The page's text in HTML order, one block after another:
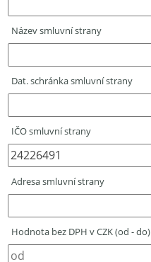
Název smluvní strany
Dat. schránka smluvní strany
IČO smluvní strany
Adresa smluvní strany
Hodnota bez DPH v CZK (od - do)